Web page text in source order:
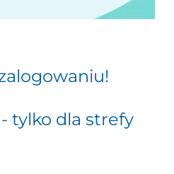
tylko dla strefy